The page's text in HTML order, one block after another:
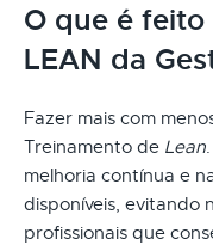
O que é
LEAN da
Fazer mais com
Treinamento de Lean
melhoria contínua e
disponíveis, evitando
profissionais que